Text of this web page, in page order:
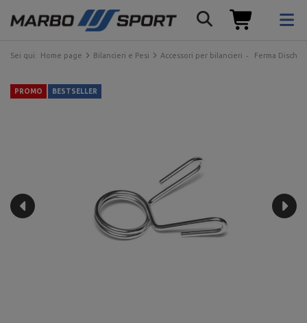
Sei qui: Home page Bilancieri e Pesi Accessori per bilancieri Ferma Dischi
PROMO BESTSELLER